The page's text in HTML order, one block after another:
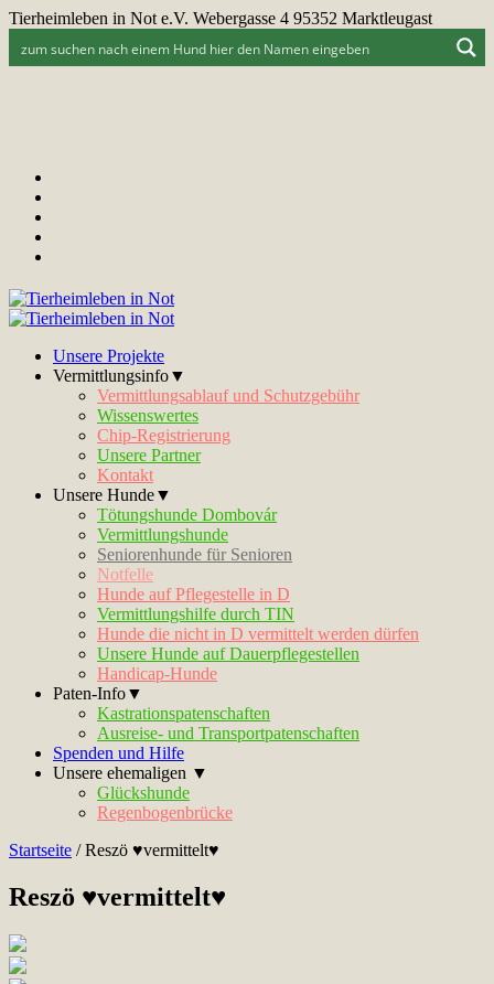
Tierheimleben in Not e.V. Webergasse 4 95352 Marktleugast
Unsere Projekte
Vermittlungsinfo▼
Vermittlungsablauf und Schutzgebühr
Wissenswertes
Chip-Registrierung
Unsere Partner
Kontakt
Unsere Hunde▼
Tötungshunde Dombovár
Vermittlungshunde
Seniorenhunde für Senioren
Notfelle
Hunde auf Pflegestelle in D
Vermittlungshilfe durch TIN
Hunde die nicht in D vermittelt werden dürfen
Unsere Hunde auf Dauerpflegestellen
Handicap-Hunde
Paten-Info▼
Kastrationspatenschaften
Ausreise- und Transportpatenschaften
Spenden und Hilfe
Unsere ehemaligen ▼
Glückshunde
Regenbogenbrücke
Startseite /Reszö ♥vermittelt♥
Reszö ♥vermittelt♥